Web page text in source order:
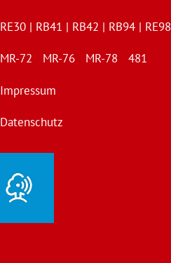
RE30 | RB41 | RB42 | RB94 | RE98
MR-72 MR-76 MR-78 481
Impressum
Datenschutz